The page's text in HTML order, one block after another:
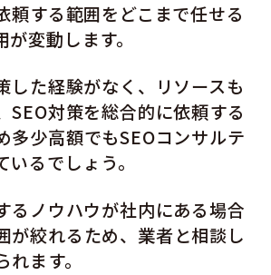
頼する範囲をどこまで任せる
変動します。
した経験がなく、リソースも
SEO対策を総合的に依頼する
多少高額でもSEOコンサルテ
るでしょう。
るノウハウが社内にある場合
が絞れるため、業者と相談し
ます。